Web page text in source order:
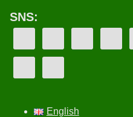
SNS:
English